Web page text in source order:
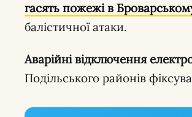
гасять пожежі в
балістичної атаки.
Аварійні відключення
Подільського районів